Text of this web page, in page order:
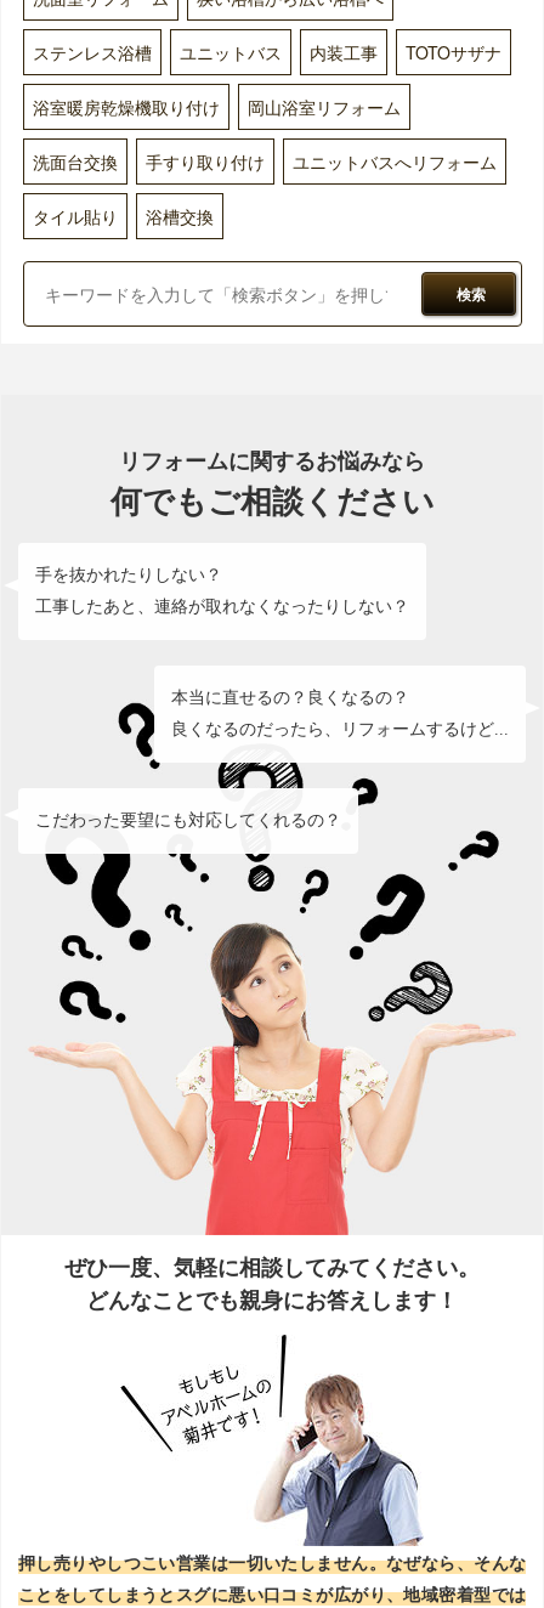
ステンレス浴槽 ユニットバス 内装工事 TOTOサザナ
浴室暖房乾燥機取り付け 岡山浴室リフォーム
洗面台交換 手すり取り付け ユニットバスへリフォーム
タイル貼り 浴槽交換
検索
リフォームに関するお悩みなら
何でもご相談ください
手を抜かれたりしない？
工事したあと、連絡が取れなくなったりしない？
本当に直せるの？良くなるの？
良くなるのだったら、リフォームするけど...
こだわった要望にも対応してくれるの？
ぜひ一度、気軽に相談してみてください。
どんなことでも親身にお答えします！
押し売りやしつこい営業は一切いたしません。なぜなら、そんな
ことをしてしまうとスグに悪い口コミが広がり、地域密着型では